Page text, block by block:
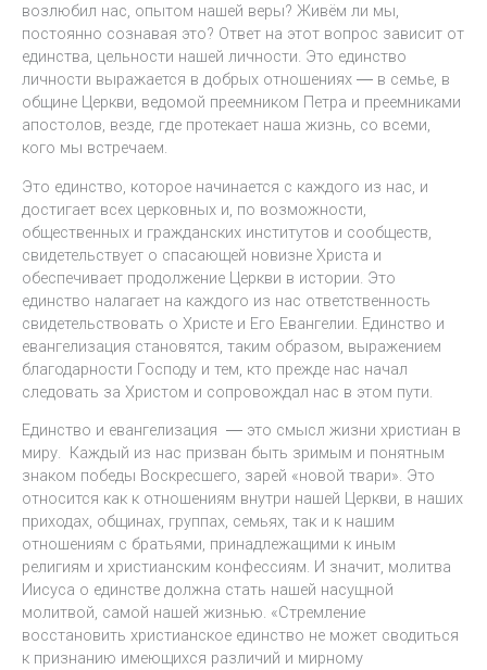
возлюбил нас, опытом нашей веры? Живём ли мы,
постоянно сознавая это? Ответ на этот вопрос зависит от
единства, цельности нашей личности. Это единство
личности выражается в добрых отношениях ― в семье, в
общине Церкви, ведомой преемником Петра и преемниками
апостолов, везде, где протекает наша жизнь, со всеми,
кого мы встречаем.
Это единство, которое начинается с каждого из нас, и
достигает всех церковных и, по возможности,
общественных и гражданских институтов и сообществ,
свидетельствует о спасающей новизне Христа и
обеспечивает продолжение Церкви в истории. Это
единство налагает на каждого из нас ответственность
свидетельствовать о Христе и Его Евангелии. Единство и
евангелизация становятся, таким образом, выражением
благодарности Господу и тем, кто прежде нас начал
следовать за Христом и сопровождал нас в этом пути.
Единство и евангелизация ― это смысл жизни христиан в
миру. Каждый из нас призван быть зримым и понятным
знаком победы Воскресшего, зарей «новой твари». Это
относится как к отношениям внутри нашей Церкви, в наших
приходах, общинах, группах, семьях, так и к нашим
отношениям с братьями, принадлежащими к иным
религиям и христианским конфессиям. И значит, молитва
Иисуса о единстве должна стать нашей насущной
молитвой, самой нашей жизнью. «Стремление
восстановить христианское единство не может сводиться
к признанию имеющихся различий и мирному